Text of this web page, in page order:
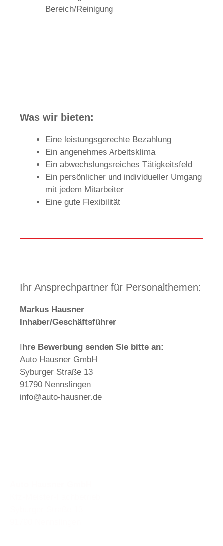
Bereich/Reinigung
Was wir bieten:
Eine leistungsgerechte Bezahlung
Ein angenehmes Arbeitsklima
Ein abwechslungsreiches Tätigkeitsfeld
Ein persönlicher und individueller Umgang
mit jedem Mitarbeiter
Eine gute Flexibilität
Ihr Ansprechpartner für Personalthemen:
Markus Hausner
Inhaber/Geschäftsführer
Ihre Bewerbung senden Sie bitte an:
Auto Hausner GmbH
Syburger Straße 13
91790 Nennslingen
info@auto-hausner.de